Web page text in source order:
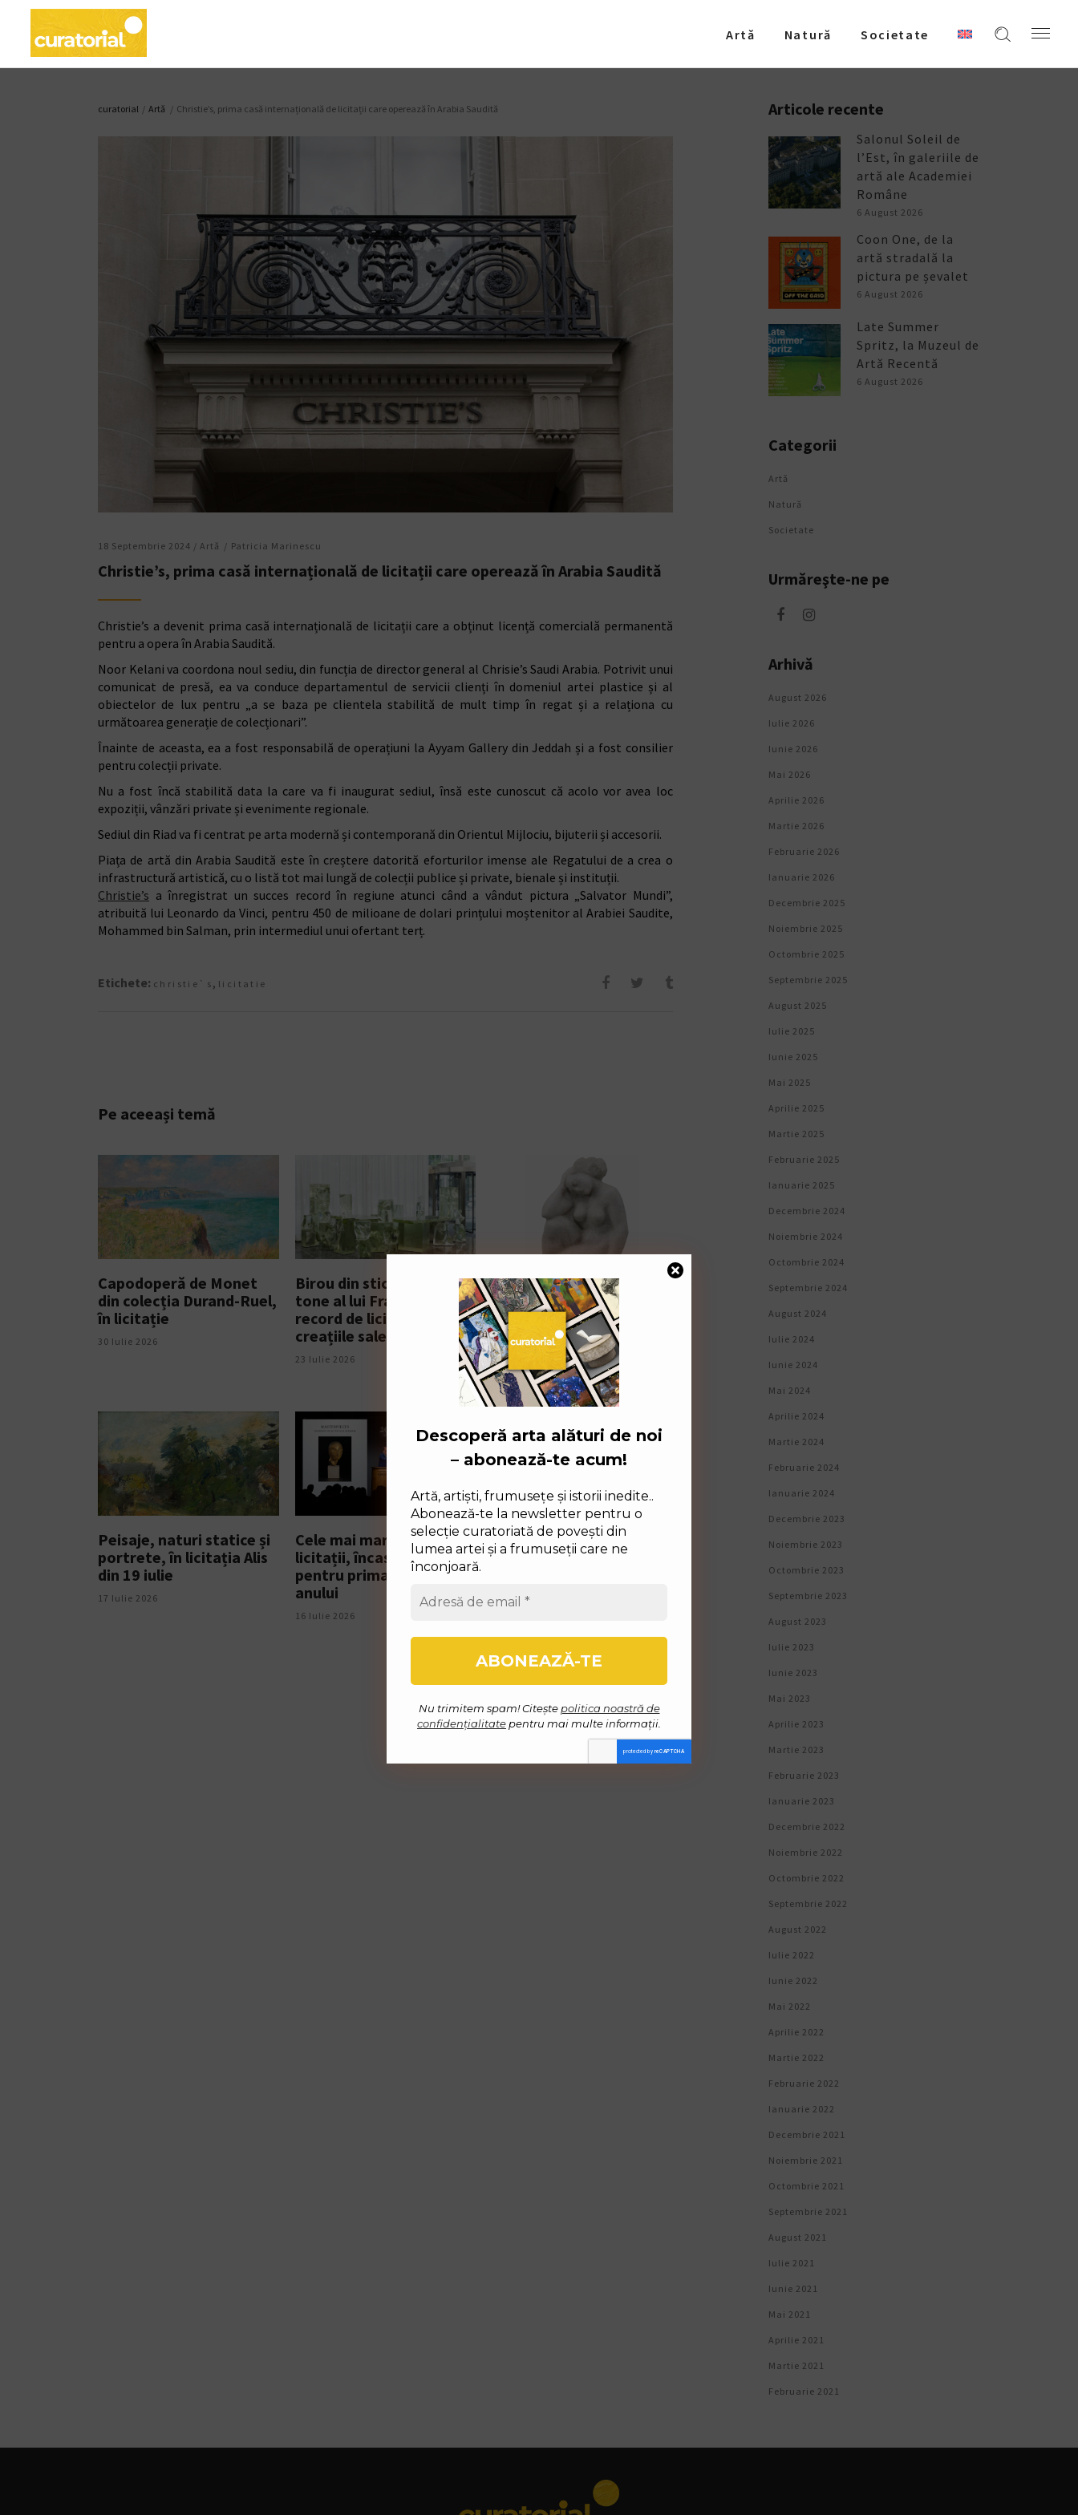
Artǎ Natură Societate
curatorial / Artǎ / Christie’s, prima casă internațională de licitații care operează în Arabia Saudită
18 Septembrie 2024 / Artǎ Patricia Marinescu
Christie’s, prima casă internațională de licitații care operează în Arabia Saudită
Christie’s a devenit prima casă internațională de licitații care a obținut licență comercială permanentă
pentru a opera în Arabia Saudită.
Noor Kelani va coordona noul sediu, din funcția de director general al Chrisie’s Saudi Arabia. Potrivit unui
comunicat de presă, ea va conduce departamentul de servicii clienți în domeniul artei plastice și al
obiectelor de lux pentru „a se baza pe clientela stabilită de mult timp în regat și a relaționa cu
următoarea generație de colecționari”.
Înainte de aceasta, ea a fost responsabilă de operațiuni la Ayyam Gallery din Jeddah și a fost consilier
pentru colecții private.
Nu a fost încă stabilită data la care va fi inaugurat sediul, însă este cunoscut că acolo vor avea loc
expoziții, vânzări private și evenimente regionale.
Sediul din Riad va fi centrat pe arta modernă și contemporană din Orientul Mijlociu, bijuterii și accesorii.
Piața de artă din Arabia Saudită este în creștere datorită eforturilor imense ale Regatului de a crea o
infrastructură artistică, cu o listă tot mai lungă de colecții publice și private, bienale și instituții.
Christie’s a înregistrat un succes record în regiune atunci când a vândut pictura „Salvator Mundi”,
atribuită lui Leonardo da Vinci, pentru 450 de milioane de dolari prințului moștenitor al Arabiei Saudite,
Mohammed bin Salman, prin intermediul unui ofertant terț.
Descoperă arta alături de noi
– abonează-te acum!
Artă, artiști, frumusețe și istorii inedite..
Abonează-te la newsletter pentru o
selecție curatoriată de povești din
lumea artei și a frumuseții care ne
înconjoară.
Nu trimitem spam! Citește politica noastră de
confidențialitate pentru mai multe informații.
Etichete: christie`s , licitatie
Pe aceeași temă
Capodoperă de Monet
din colecția Durand-Ruel,
în licitație
30 Iulie 2026
Birou din sticlă de șapte
tone al lui Frank Gehry,
record de licitație pentru
creațiile sale de design
23 Iulie 2026
Sculptură de Cornel
Medrea, cel mai valoros
lot în ultima licitație Alis
a sezonului
20 Iulie 2026
Peisaje, naturi statice și
portrete, în licitația Alis
din 19 iulie
17 Iulie 2026
Cele mai mari case de
licitații, încasări record
pentru prima jumătate a
anului
16 Iulie 2026
Picasso vândut la
București
Articole recente
Salonul Soleil de
l’Est, în galeriile de
artă ale Academiei
Române
6 August 2026
Coon One, de la
artă stradală la
pictura pe șevalet
6 August 2026
Late Summer
Spritz, la Muzeul de
Artă Recentă
6 August 2026
Categorii
Artǎ
Natură
Societate
Urmăreşte-ne pe
Arhivă
August 2026
Iulie 2026
Iunie 2026
Mai 2026
Aprilie 2026
Martie 2026
Februarie 2026
Ianuarie 2026
Decembrie 2025
Noiembrie 2025
Octombrie 2025
Septembrie 2025
August 2025
Iulie 2025
Iunie 2025
Mai 2025
Aprilie 2025
Martie 2025
Februarie 2025
Ianuarie 2025
Decembrie 2024
Noiembrie 2024
Octombrie 2024
Septembrie 2024
August 2024
Iulie 2024
Iunie 2024
Mai 2024
Aprilie 2024
Martie 2024
Februarie 2024
Ianuarie 2024
Decembrie 2023
Noiembrie 2023
Octombrie 2023
Septembrie 2023
August 2023
Iulie 2023
Iunie 2023
Mai 2023
Aprilie 2023
Martie 2023
Februarie 2023
Ianuarie 2023
Decembrie 2022
Noiembrie 2022
Octombrie 2022
Septembrie 2022
August 2022
Iulie 2022
Iunie 2022
Mai 2022
Aprilie 2022
Martie 2022
Februarie 2022
Ianuarie 2022
Decembrie 2021
Noiembrie 2021
Octombrie 2021
Septembrie 2021
August 2021
Iulie 2021
Iunie 2021
Mai 2021
Aprilie 2021
Martie 2021
Februarie 2021